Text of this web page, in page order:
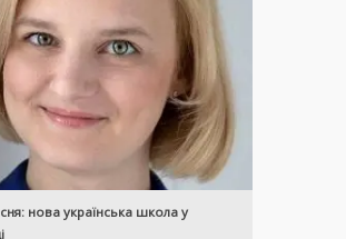
нова українська школа у